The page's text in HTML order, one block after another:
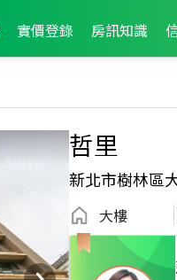
實價登錄 房訊知識
哲里
新北市樹林區
大樓